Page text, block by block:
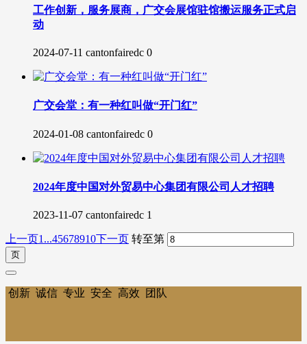
工作创新，服务展商，广交会展馆驻馆搬运服务正式启
动
2024-07-11 cantonfairedc 0
广交会堂：有一种红叫做“开门红”
2024-01-08 cantonfairedc 0
2024年度中国对外贸易中心集团有限公司人才招聘
2023-11-07 cantonfairedc 1
上一页1...45678910下一页 转至第
创新 诚信 专业 安全 高效 团队